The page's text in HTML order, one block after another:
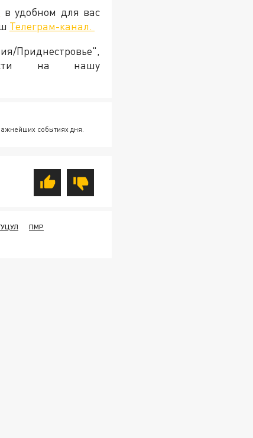
в удобном для вас
Телеграм-канал.
Приднестровье",
на нашу
событиях дня.
ПМР